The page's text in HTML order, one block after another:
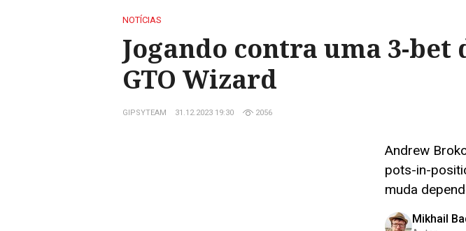
NOTÍCIAS
Jogando contra uma 3-
GTO Wizard
GIPSYTEAM 31.12.2023 19:30 2056
Andrew
pots-in-
muda
Mikhail